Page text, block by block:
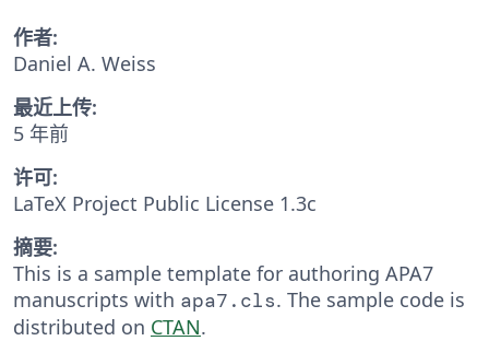
作者:
Daniel A. Weiss
最近上传:
5 年前
许可:
LaTeX Project Public License 1.3c
摘要:
This is a sample template for authoring APA7
manuscripts with apa7.cls. The sample code is
distributed on CTAN.